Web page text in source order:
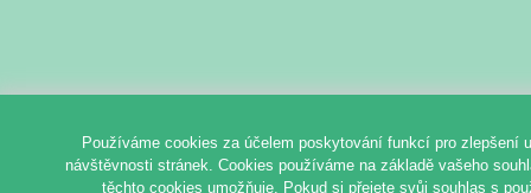
Používáme cookies za účelem poskytování funkcí pro zlepšení
návštěvnosti stránek. Cookies používáme na základě vašeho
těchto cookies umožňuje. Pokud si přejete svůj souhlas s